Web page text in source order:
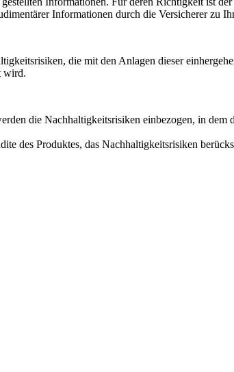
Informationen durch die Versicherer zu
die mit den Anlagen dieser
wird.
die Nachhaltigkeitsrisiken einbezogen, in
des Produktes, das Nachhaltigkeitsrisiken